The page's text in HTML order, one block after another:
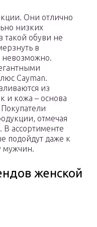
Они отлично
низких
такой обуви не
в
невозможно.
Cayman.
из
и кожа – основа
отмечая
ассортименте
подойдут даже к
мужчин.
женской